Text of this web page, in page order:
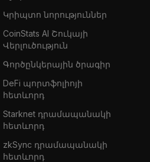
Կրիպտո նորություններ
CoinStats AI Շուկայի
Վերլուծություն
Գործընկերային ծրագիր
DeFi պորտֆոլիոյի
հետևորդ
Starknet դրամապանակի
հետևորդ
zkSync դրամապանակի
հետևորդ